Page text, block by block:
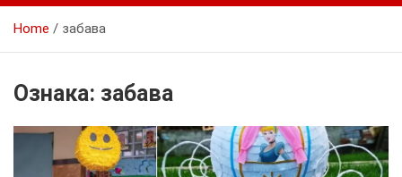
Home забава
Ознака: забава